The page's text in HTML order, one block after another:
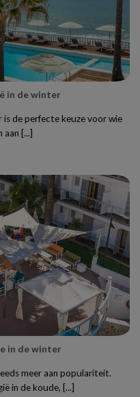
in de winter
is de perfecte keuze voor wie
[...]
in de winter
meer aan populariteit.
in de koude, [...]